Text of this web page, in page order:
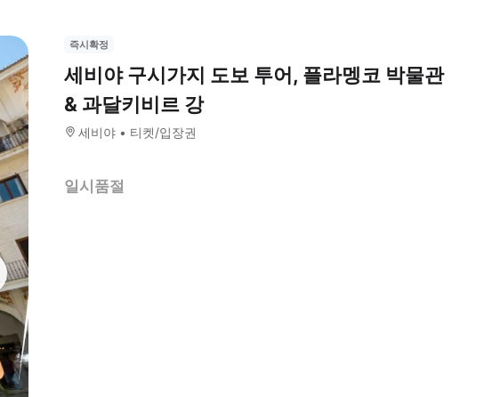
즉시확정
세비야 구시가지 도보 투어, 플라멩코 박물관
& 과달키비르 강
세비야 티켓/입장권
일시품절